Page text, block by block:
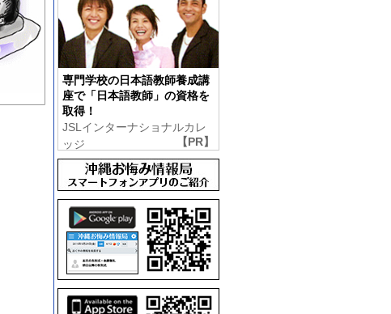
専門学校の日本語教師養成講
座で「日本語教師」の資格を
取得！
JSLインターナショナルカレ
ッジ